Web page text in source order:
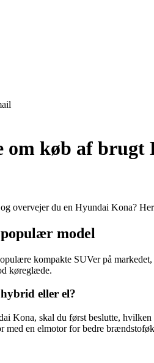
om køb af brugt
overvejer du en Hyundai Kona?
model
kompakte SUVer på
køreglæde.
eller el?
Kona, skal du først beslutte,
med en elmotor for bedre